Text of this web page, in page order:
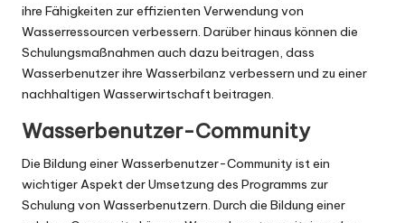
ihre Fähigkeiten zur effizienten Verwendung von
Wasserressourcen verbessern. Darüber hinaus können die
Schulungsmaßnahmen auch dazu beitragen, dass
Wasserbenutzer ihre Wasserbilanz verbessern und zu einer
nachhaltigen Wasserwirtschaft beitragen.
Wasserbenutzer-Community
Die Bildung einer Wasserbenutzer-Community ist ein
wichtiger Aspekt der Umsetzung des Programms zur
Schulung von Wasserbenutzern. Durch die Bildung einer